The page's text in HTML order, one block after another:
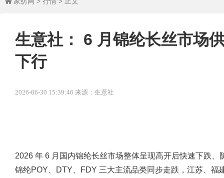
生意社： 6 月锦纶长丝市场
下行
2026-06-30 15:39:46 来源：生意社
2026 年 6 月国内锦纶长丝市场整体呈现高开后快速下跌
锦纶POY、DTY、FDY 三大主流品类同步走跌，江苏、福